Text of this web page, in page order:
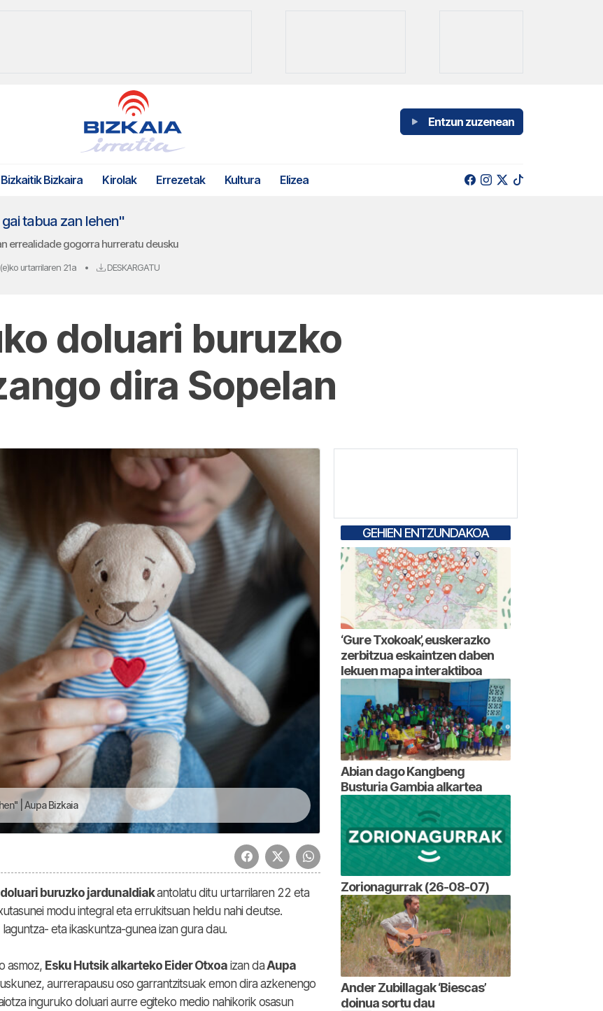
Entzun zuzenean
Bizkaitik Bizkaira Kirolak Errezetak Kultura Elizea
tabua zan lehen"
errealidade gogorra hurreratu deusku
urtarrilaren 21a • DESKARGATU
doluari buruzko
dira Sopelan
| Aupa Bizkaia
buruzko jardunaldiakantolatu ditu urtarrilaren 22 eta
modu integral eta errukitsuan heldu nahi deutse.
eta ikaskuntza-gunea izan gura dau.
asmoz, Esku Hutsik alkarteko Eider Otxoa izan daAupa
aurrerapausu oso garrantzitsuak emon dira azkenengo
inguruko doluari aurre egiteko medio nahikorik osasun
GEHIEN ENTZUNDAKOA
‘Gure Txokoak’, euskerazko
zerbitzua eskaintzen daben
lekuen mapa interaktiboa
Abian dago Kangbeng
Busturia Gambia alkartea
Zorionagurrak (26-08-07)
Ander Zubillagak ‘Biescas’
doinua sortu dau